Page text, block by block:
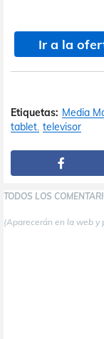
Ir a la
Etiquetas: Media
tablet televisor
TODOS LOS
(Aparecerán en la web y